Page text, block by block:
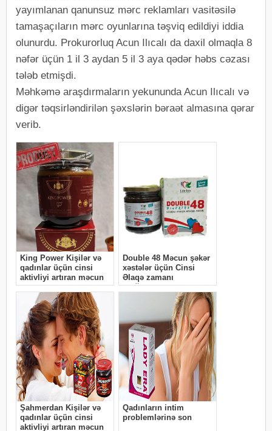
yayımlanan qanunsuz mərc reklamları vasitəsilə
tamaşaçıların mərc oyunlarına təşviq edildiyi iddia
olunurdu. Prokurorluq Acun Ilıcalı da daxil olmaqla 8
nəfər üçün 1 il 3 aydan 5 il 3 aya qədər həbs cəzası
tələb etmişdi.
Məhkəmə araşdırmaların yekununda Acun Ilıcalı və
digər təqsirləndirilən şəxslərin bəraət almasına qərar
verib.